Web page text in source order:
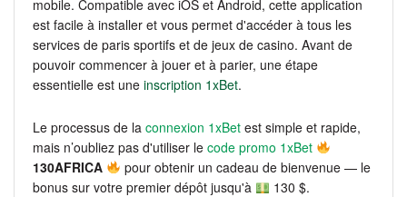
mobile. Compatible avec iOS et Android, cette application
est facile à installer et vous permet d'accéder à tous les
services de paris sportifs et de jeux de casino. Avant de
pouvoir commencer à jouer et à parier, une étape
essentielle est une inscription 1xBet.
Le processus de la connexion 1xBet est simple et rapide,
mais n’oubliez pas d'utiliser le code promo 1xBet
130AFRICA
pour obtenir un cadeau de bienvenue — le
bonus sur votre premier dépôt jusqu'à
130 $.